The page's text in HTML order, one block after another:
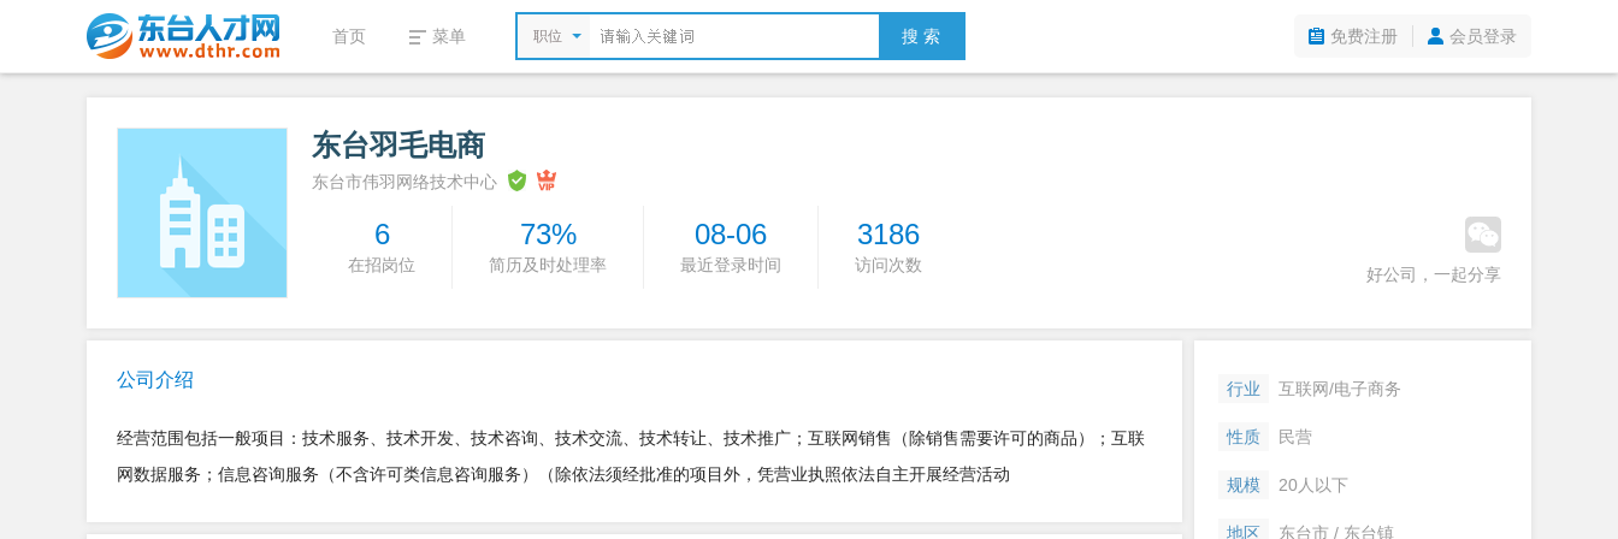
首页 菜单 职位 搜 索 免费注册 会员登录
东台羽毛电商
东台市伟羽网络技术中心
6
在招岗位
73%
简历及时处理率
08-06
最近登录时间
3186
访问次数 好公司，一起分享
公司介绍
经营范围包括一般项目：技术服务、技术开发、技术咨询、技术交流、技术转让、技术推广；互联网销售（除销售需要许可的商品）；互联
网数据服务；信息咨询服务（不含许可类信息咨询服务）（除依法须经批准的项目外，凭营业执照依法自主开展经营活动
行业 互联网/电子商务
性质 民营
规模 20人以下
地区 东台市 / 东台镇